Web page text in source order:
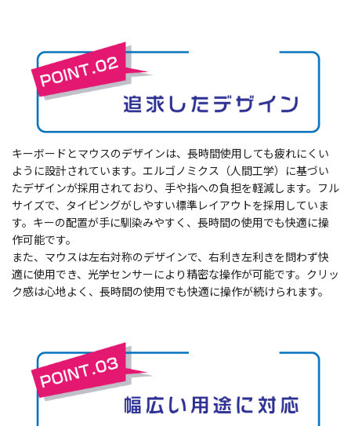
キーボードとマウスのデザインは、長時間使用しても疲れにくい
ように設計されています。エルゴノミクス（人間工学）に基づい
たデザインが採用されており、手や指への負担を軽減します。フル
サイズで、タイピングがしやすい標準レイアウトを採用していま
す。キーの配置が手に馴染みやすく、長時間の使用でも快適に操
作可能です。
また、マウスは左右対称のデザインで、右利き左利きを問わず快
適に使用でき、光学センサーにより精密な操作が可能です。クリッ
ク感は心地よく、長時間の使用でも快適に操作が続けられます。